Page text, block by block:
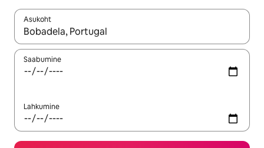
Asukoht
Kui tulemused on kuvatud, liigu ekraanil nooleklahvidega või
Saabumine
Lahkumine